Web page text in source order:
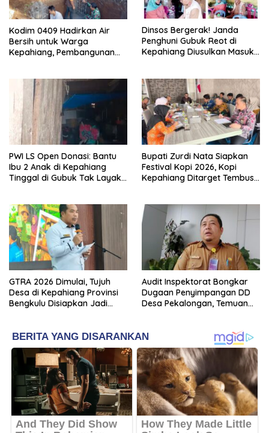
Kodim 0409 Hadirkan Air
Bersih untuk Warga
Kepahiang, Pembangunan
Dinsos Bergerak! Janda
Penghuni Gubuk Reot di
Kepahiang Diusulkan Masuk
PWI LS Open Donasi: Bantu
Ibu 2 Anak di Kepahiang
Tinggal di Gubuk Tak Layak
Bupati Zurdi Nata Siapkan
Festival Kopi 2026, Kopi
Kepahiang Ditarget Tembus
GTRA 2026 Dimulai, Tujuh
Desa di Kepahiang Provinsi
Bengkulu Disiapkan Jadi
Audit Inspektorat Bongkar
Dugaan Penyimpangan DD
Desa Pekalongan, Temuan